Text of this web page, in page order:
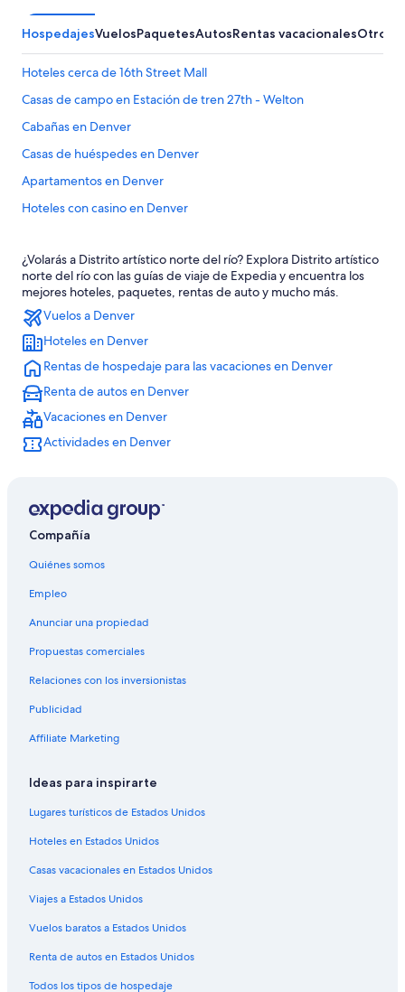
HospedajesVuelosPaquetesAutosRentas vacacionalesOtros
Hoteles cerca de 16th Street Mall
Casas de campo en Estación de tren 27th - Welton
Cabañas en Denver
Casas de huéspedes en Denver
Apartamentos en Denver
Hoteles con casino en Denver
Hoteles en la playa en Denver
Hoteles familiares en Denver
Hoteles románticos en Denver
Hoteles baratos en Denver
Hoteles cerca del acuario en Denver
Hoteles con cocina en Denver
Hoteles con desayuno incluido en Denver
Hoteles con área de juegos en Denver
Hoteles con hidromasaje en Denver
Hoteles con traslado del/al aeropuerto en Denver
Hoteles con vista en Denver
Hoteles que aceptan mascotas en Denver
Hoteles cerca de Coors Field
Hoteles con spa en Ballpark
St. Mall
Hoteles cerca de Estación de tren Union Station-Coors Field-
¿Volarás a Distrito artístico norte del río? Explora Distrito artístico
norte del río con las guías de viaje de Expedia y encuentra los
mejores hoteles, paquetes, rentas de auto y mucho más.
Vuelos a Denver
Hoteles en Denver
Rentas de hospedaje para las vacaciones en Denver
Renta de autos en Denver
Vacaciones en Denver
Actividades en Denver
Compañía
Quiénes somos
Empleo
Anunciar una propiedad
Propuestas comerciales
Relaciones con los inversionistas
Publicidad
Affiliate Marketing
Ideas para inspirarte
Lugares turísticos de Estados Unidos
Hoteles en Estados Unidos
Casas vacacionales en Estados Unidos
Viajes a Estados Unidos
Vuelos baratos a Estados Unidos
Renta de autos en Estados Unidos
Todos los tipos de hospedaje